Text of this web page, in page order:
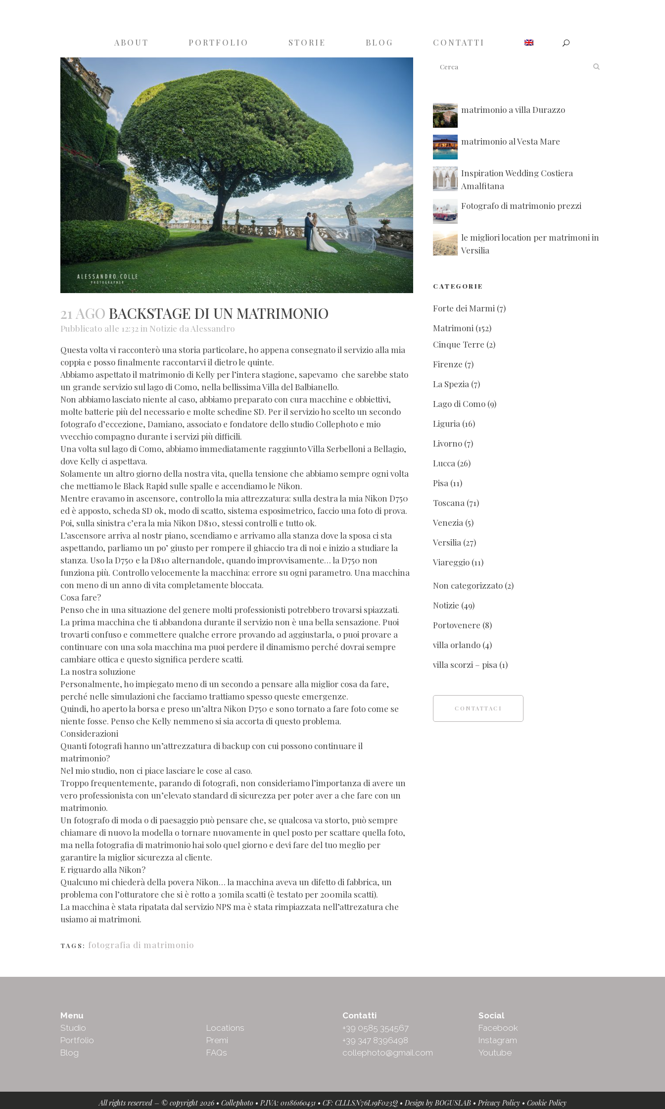
ABOUT PORTFOLIO STORIE BLOG CONTATTI
21 AGO BACKSTAGE DI UN MATRIMONIO
Pubblicato alle 12:32in Notizie da Alessandro
Questa volta vi racconterò una storia particolare, ho appena consegnato il servizio alla mia
coppia e posso finalmente raccontarvi il dietro le quinte.
Abbiamo aspettato il matrimonio di Kelly per l’intera stagione, sapevamo che sarebbe stato
un grande servizio sul lago di Como, nella bellissima Villa del Balbianello.
Non abbiamo lasciato niente al caso, abbiamo preparato con cura macchine e obbiettivi,
molte batterie più del necessario e molte schedine SD. Per il servizio ho scelto un secondo
fotografo d’eccezione, Damiano, associato e fondatore dello studio Collephoto e mio
vvecchio compagno durante i servizi più difficili.
Una volta sul lago di Como, abbiamo immediatamente raggiunto Villa Serbelloni a Bellagio,
dove Kelly ci aspettava.
Solamente un altro giorno della nostra vita, quella tensione che abbiamo sempre ogni volta
che mettiamo le Black Rapid sulle spalle e accendiamo le Nikon.
Mentre eravamo in ascensore, controllo la mia attrezzatura: sulla destra la mia Nikon D750
ed è apposto, scheda SD ok, modo di scatto, sistema esposimetrico, faccio una foto di prova.
Poi, sulla sinistra c’era la mia Nikon D810, stessi controlli e tutto ok.
L’ascensore arriva al nostr piano, scendiamo e arrivamo alla stanza dove la sposa ci sta
aspettando, parliamo un po’ giusto per rompere il ghiaccio tra di noi e inizio a studiare la
stanza. Uso la D750 e la D810 alternandole, quando improvvisamente… la D750 non
funziona più. Controllo velocemente la macchina: errore su ogni parametro. Una macchina
con meno di un anno di vita completamente bloccata.
Cosa fare?
Penso che in una situazione del genere molti professionisti potrebbero trovarsi spiazzati.
La prima macchina che ti abbandona durante il servizio non è una bella sensazione. Puoi
trovarti confuso e commettere qualche errore provando ad aggiustarla, o puoi provare a
continuare con una sola macchina ma puoi perdere il dinamismo perché dovrai sempre
cambiare ottica e questo significa perdere scatti.
La nostra soluzione
Personalmente, ho impiegato meno di un secondo a pensare alla miglior cosa da fare,
perché nelle simulazioni che facciamo trattiamo spesso queste emergenze.
Quindi, ho aperto la borsa e preso un’altra Nikon D750 e sono tornato a fare foto come se
niente fosse. Penso che Kelly nemmeno si sia accorta di questo problema.
Considerazioni
Quanti fotografi hanno un’attrezzatura di backup con cui possono continuare il
matrimonio?
Nel mio studio, non ci piace lasciare le cose al caso.
Troppo frequentemente, parando di fotografi, non consideriamo l’importanza di avere un
vero professionista con un’elevato standard di sicurezza per poter aver a che fare con un
matrimonio.
Un fotografo di moda o di paesaggio può pensare che, se qualcosa va storto, può sempre
chiamare di nuovo la modella o tornare nuovamente in quel posto per scattare quella foto,
ma nella fotografia di matrimonio hai solo quel giorno e devi fare del tuo meglio per
garantire la miglior sicurezza al cliente.
E riguardo alla Nikon?
Qualcuno mi chiederà della povera Nikon… la macchina aveva un difetto di fabbrica, un
problema con l’otturatore che si è rotto a 30mila scatti (è testato per 200mila scatti).
La macchina è stata ripatata dal servizio NPS ma è stata rimpiazzata nell’attrezatura che
usiamo ai matrimoni.
TAGS: fotografia di matrimonio
matrimonio a villa Durazzo
matrimonio al Vesta Mare
Inspiration Wedding Costiera
Amalfitana
Fotografo di matrimonio prezzi
le migliori location per matrimoni in
Versilia
CATEGORIE
Forte dei Marmi (7)
Matrimoni (152)
Cinque Terre (2)
Firenze (7)
La Spezia (7)
Lago di Como (9)
Liguria (16)
Livorno (7)
Lucca (26)
Pisa (11)
Toscana (71)
Venezia (5)
Versilia (27)
Viareggio (11)
Non categorizzato (2)
Notizie (49)
Portovenere (8)
villa orlando (4)
villa scorzi – pisa (1)
CONTATTACI
Menu
Studio
Portfolio
Blog
Locations
Premi
FAQs
Contatti
+39 0585 354567
+39 347 8396498
collephoto@gmail.com
Social
Facebook
Instagram
Youtube
All rights reserved – © copyright 2026 • Collephoto • P.IVA: 01186160451 • CF: CLLLSN76L19F023Q • Design byBOGUSLAB•Privacy Policy• Cookie Policy